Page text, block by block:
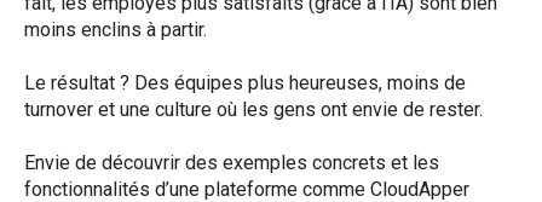
moins enclins à partir.
Le résultat ? Des équipes plus heureuses, moins de
turnover et une culture où les gens ont envie de rester.
Envie de découvrir des exemples concrets et les
fonctionnalités d’une plateforme comme CloudApper